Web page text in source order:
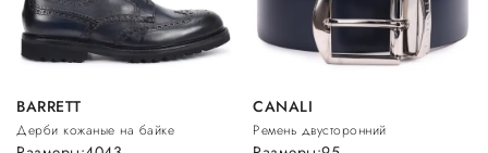
BARRETT
Дерби кожаные на байке
CANALI
Ремень двусторонний